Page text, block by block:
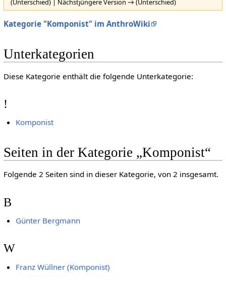
Kategorie "Komponist" im AnthroWiki
Unterkategorien
Diese Kategorie enthält die folgende Unterkategorie:
!
Komponist
Seiten in der Kategorie „Komponist“
Folgende 2 Seiten sind in dieser Kategorie, von 2 insgesamt.
B
Günter Bergmann
W
Franz Wüllner (Komponist)